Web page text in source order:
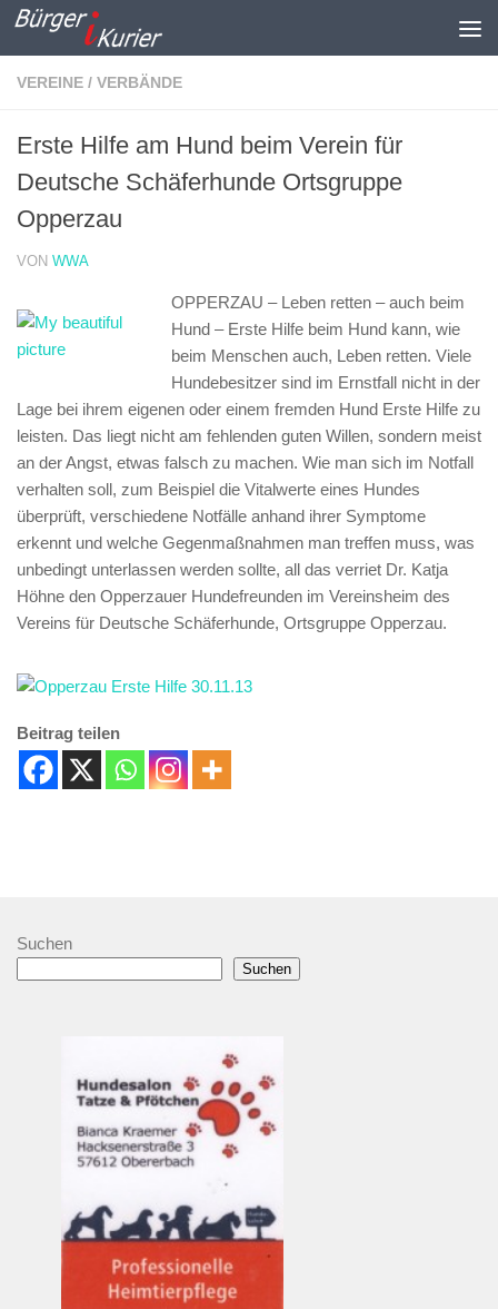
Zum Inhalt springen
VEREINE / VERBÄNDE
Erste Hilfe am Hund beim Verein für
Deutsche Schäferhunde Ortsgruppe
Opperzau
VON WWA
OPPERZAU – Leben retten – auch beim
Hund – Erste Hilfe beim Hund kann, wie
beim Menschen auch, Leben retten. Viele
Hundebesitzer sind im Ernstfall nicht in der
Lage bei ihrem eigenen oder einem fremden Hund Erste Hilfe zu
leisten. Das liegt nicht am fehlenden guten Willen, sondern meist
an der Angst, etwas falsch zu machen. Wie man sich im Notfall
verhalten soll, zum Beispiel die Vitalwerte eines Hundes
überprüft, verschiedene Notfälle anhand ihrer Symptome
erkennt und welche Gegenmaßnahmen man treffen muss, was
unbedingt unterlassen werden sollte, all das verriet Dr. Katja
Höhne den Opperzauer Hundefreunden im Vereinsheim des
Vereins für Deutsche Schäferhunde, Ortsgruppe Opperzau.
Beitrag teilen
Suchen
Suchen